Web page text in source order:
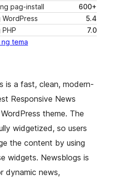
pag-install
600+
5.4
7.0
tema
is a fast, clean, modern-
Responsive News
theme. The
widgetized, so users
the content by using
widgets. Newsblogs is
dynamic news,